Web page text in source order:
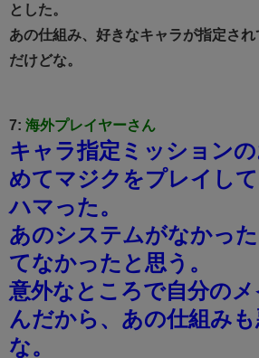
とした。
あの仕組み、好きなキャラが指定さ
だけどな。
7: 海外プレイヤーさん
キャラ指定ミッション
めてマジクをプレイし
ハマった。
あのシステムがなかっ
てなかったと思う。
意外なところで自分の
んだから、あの仕組み
な。